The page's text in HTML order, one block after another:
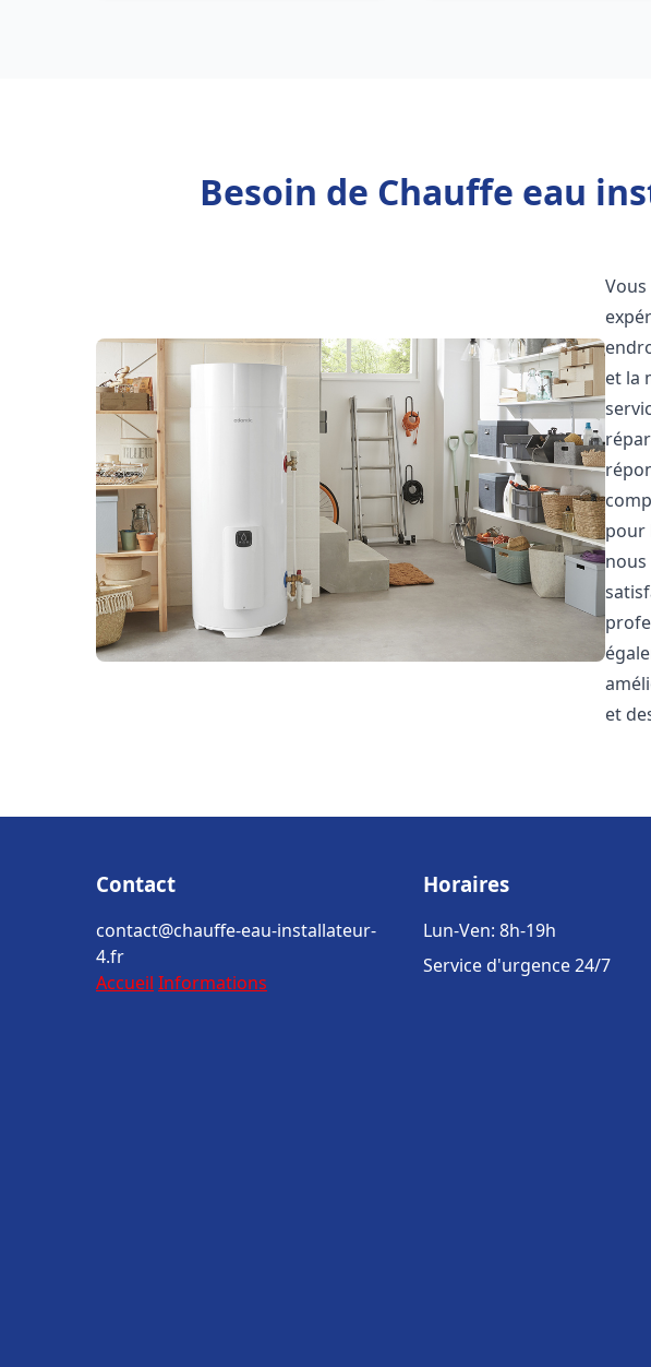
Besoin de Chauffe eau
et la
pour
et
Contact
contact@chauffe-eau-installateur-
4.fr
Accueil Informations
Horaires
Lun-Ven: 8h-19h
Service d'urgence 24/7